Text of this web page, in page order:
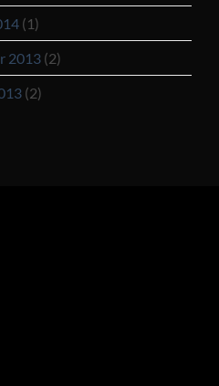
(1)
2013 (2)
(2)